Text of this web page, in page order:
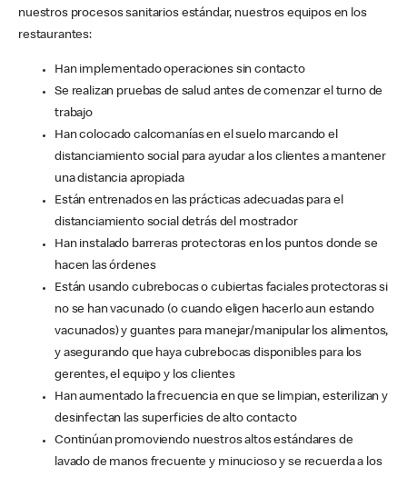
nuestros procesos sanitarios estándar, nuestros equipos en los
restaurantes:
Han implementado operaciones sin contacto
Se realizan pruebas de salud antes de comenzar el turno de
trabajo
Han colocado calcomanías en el suelo marcando el
distanciamiento social para ayudar a los clientes a mantener
una distancia apropiada
Están entrenados en las prácticas adecuadas para el
distanciamiento social detrás del mostrador
Han instalado barreras protectoras en los puntos donde se
hacen las órdenes
Están usando cubrebocas o cubiertas faciales protectoras si
no se han vacunado (o cuando eligen hacerlo aun estando
vacunados) y guantes para manejar/manipular los alimentos,
y asegurando que haya cubrebocas disponibles para los
gerentes, el equipo y los clientes
Han aumentado la frecuencia en que se limpian, esterilizan y
desinfectan las superficies de alto contacto
Continúan promoviendo nuestros altos estándares de
lavado de manos frecuente y minucioso y se recuerda a los